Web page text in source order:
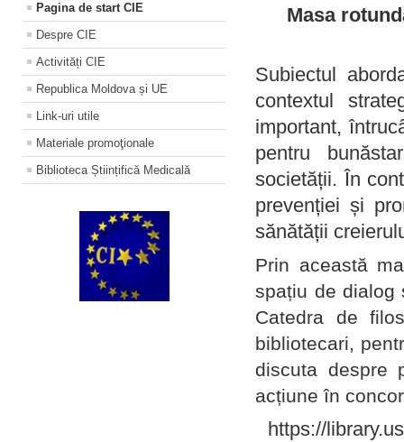
Pagina de start CIE
Despre CIE
Activități CIE
Republica Moldova și UE
Link-uri utile
Materiale promoţionale
Biblioteca Științifică Medicală
Masa
Subiectul
contextul
important,
pentru
societății. În
prevenției și
sănătății
Prin această
spațiu de dialog
Catedra de
bibliotecari,
discuta despre
acțiune în
https://